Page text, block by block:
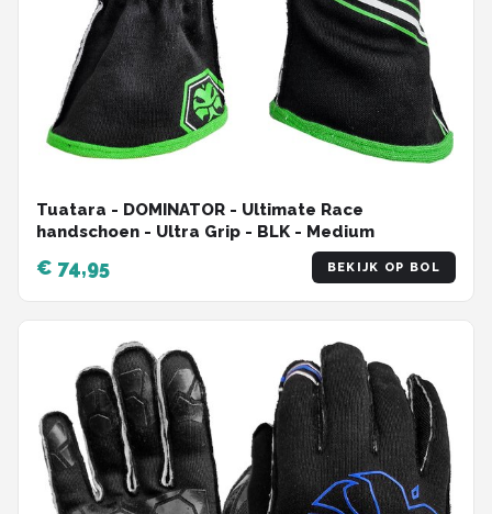
Tuatara - DOMINATOR - Ultimate Race
handschoen - Ultra Grip - BLK - Medium
€ 74,95 BEKIJK OP BOL